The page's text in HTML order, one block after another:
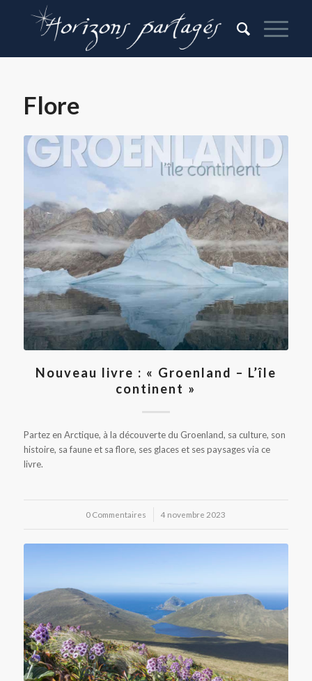
Flore
Nouveau livre : « Groenland – L’île
continent »
Partez en Arctique, à la découverte du Groenland, sa culture, son
histoire, sa faune et sa flore, ses glaces et ses paysages via ce
livre.
0 Commentaires
/ 4 novembre 2023